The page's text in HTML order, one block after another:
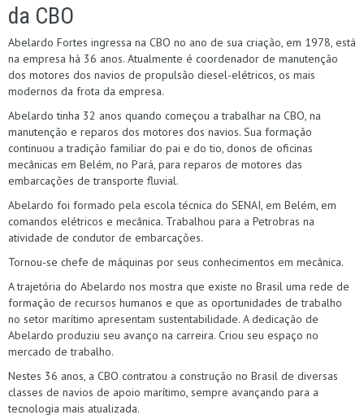
da CBO
Abelardo Fortes ingressa na CBO no ano de sua criação, em 1978, está
na empresa há 36 anos. Atualmente é coordenador de manutenção
dos motores dos navios de propulsão diesel-elétricos, os mais
modernos da frota da empresa.
Abelardo tinha 32 anos quando começou a trabalhar na CBO, na
manutenção e reparos dos motores dos navios. Sua formação
continuou a tradição familiar do pai e do tio, donos de oficinas
mecânicas em Belém, no Pará, para reparos de motores das
embarcações de transporte fluvial.
Abelardo foi formado pela escola técnica do SENAI, em Belém, em
comandos elétricos e mecânica. Trabalhou para a Petrobras na
atividade de condutor de embarcações.
Tornou-se chefe de máquinas por seus conhecimentos em mecânica.
A trajetória do Abelardo nos mostra que existe no Brasil uma rede de
formação de recursos humanos e que as oportunidades de trabalho
no setor marítimo apresentam sustentabilidade. A dedicação de
Abelardo produziu seu avanço na carreira. Criou seu espaço no
mercado de trabalho.
Nestes 36 anos, a CBO contratou a construção no Brasil de diversas
classes de navios de apoio marítimo, sempre avançando para a
tecnologia mais atualizada.